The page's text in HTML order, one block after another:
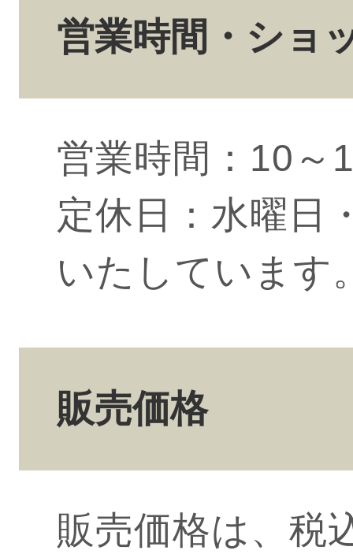
営業時間・ショ
営業時間：10～
定休日：水曜日
いたしています
販売価格
販売価格は、税